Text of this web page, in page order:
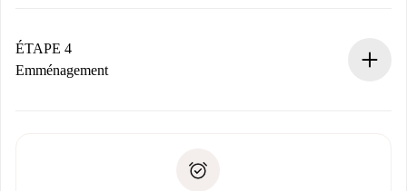
contact avec le propriétaire.
Si refusé : aucun prélèvement et nous vous proposerons
Justificatif de solvabilité
ÉTAPE 4
Emménagement
uniquement si aucun problème n'est signalé.